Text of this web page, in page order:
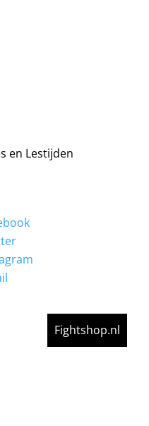
en Lestijden
Fightshop.nl